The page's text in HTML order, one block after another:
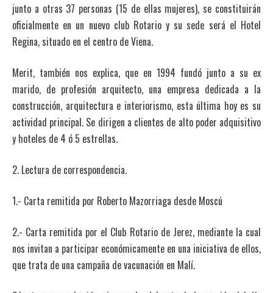
junto a otras 37 personas (15 de ellas mujeres), se constituirán
oficialmente en un nuevo club Rotario y su sede será el Hotel
Regina, situado en el centro de Viena.
Merit, también nos explica, que en 1994 fundó junto a su ex
marido, de profesión arquitecto, una empresa dedicada a la
construcción, arquitectura e interiorismo, esta última hoy es su
actividad principal. Se dirigen a clientes de alto poder adquisitivo
y hoteles de 4 ó 5 estrellas.
2. Lectura de correspondencia.
1.- Carta remitida por Roberto Mazorriaga desde Moscú
2.- Carta remitida por el Club Rotario de Jerez, mediante la cual
nos invitan a participar económicamente en una iniciativa de ellos,
que trata de una campaña de vacunación en Malí.